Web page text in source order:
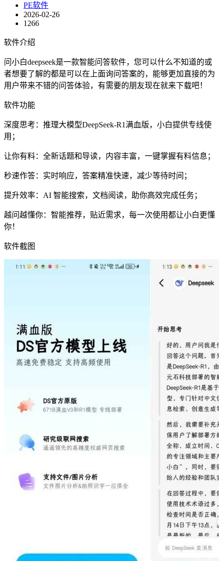
PE软件
2026-02-26
1266
软件介绍
问小白deepseek是一款智能问答软件，您可以什么不知道的或
者想要了解的都是可以在上面询问答案的，能够更加直接的为
用户带来不错的问答体验，有需要的朋友现在就来下载吧！
软件功能
深度思考：推理大模型DeepSeek-R1满血版，小白提供专线使
用；
让你有料：全新话题和导读，内容丰富，一键掌握有料信息；
秒速作答：实时响应，答案精准快速，减少等待时间；
提升效率：AI 智能搜索，文档阅读，助你高效完成任务；
越问越懂你：智能推荐，贴近需求，每一次使用都让小白更懂
你！
软件截图